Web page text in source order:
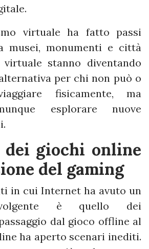
virtuale ha fatto passi
musei, monumenti e città
stanno diventando
per chi non può o
fisicamente, ma
esplorare nuove
dei giochi online
del gaming
in cui Internet ha avuto un
è quello dei
dal gioco offline al
ha aperto scenari inediti.